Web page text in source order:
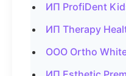
ИП ProfiDent
ИП Therapy
ООО Ortho